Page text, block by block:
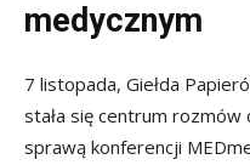
medycznym
7 listopada, Giełda
stała się centrum
sprawą konferencji